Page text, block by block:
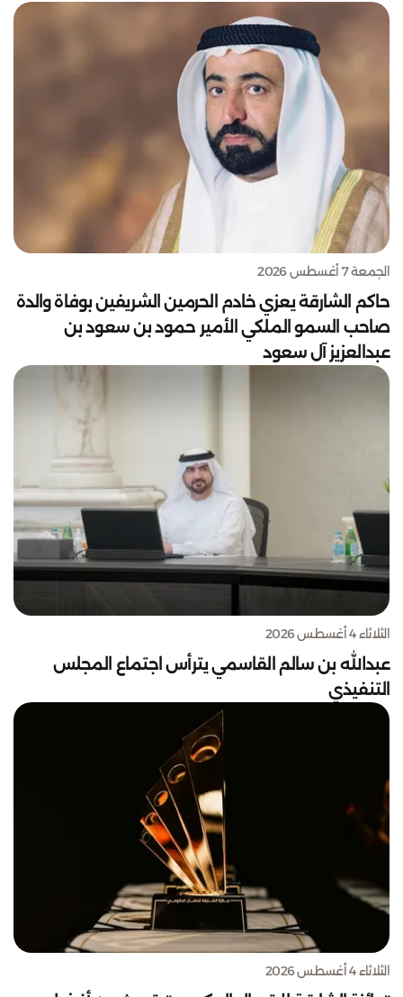
الجمعة 7 أغسطس 2026
حاكم الشارقة يعزي خادم الحرمين الشريفين بوفاة والدة
صاحب السمو الملكي الأمير حمود بن سعود بن
عبدالعزيز آل سعود
الثلاثاء 4 أغسطس 2026
عبدالله بن سالم القاسمي يترأس اجتماع المجلس
التنفيذي
الثلاثاء 4 أغسطس 2026